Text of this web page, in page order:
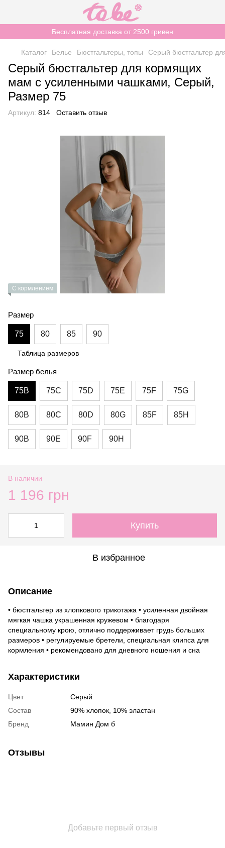
Бесплатная доставка от 2500 гривен
Каталог Белье Бюстгальтеры, топы Серый бюстгальтер
Серый бюстгальтер для кормящих
мам с усиленными чашками, Серый,
Размер 75
Артикул: 814 Оставить отзыв
С кормлением
Размер
75 80 85 90
Таблица размеров
Размер белья
75B 75C 75D 75E 75F 75G
80B 80C 80D 80G 85F 85H
90B 90E 90F 90H
В наличии
1 196 грн
Купить
В избранное
Описание
• бюстгальтер из хлопкового трикотажа • усиленная двойная
мягкая чашка украшенная кружевом • благодаря
специальному крою, отлично поддерживает грудь больших
размеров • регулируемые бретели, специальная клипса для
кормления • рекомендовано для дневного ношения и сна
Характеристики
Цвет
Серый
Состав
90% хлопок, 10% эластан
Бренд
Мамин Дом б
Отзывы
Добавьте первый отзыв